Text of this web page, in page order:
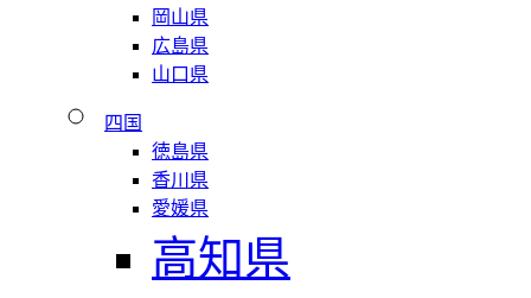
岡山県
広島県
山口県
四国
徳島県
香川県
愛媛県
高知県